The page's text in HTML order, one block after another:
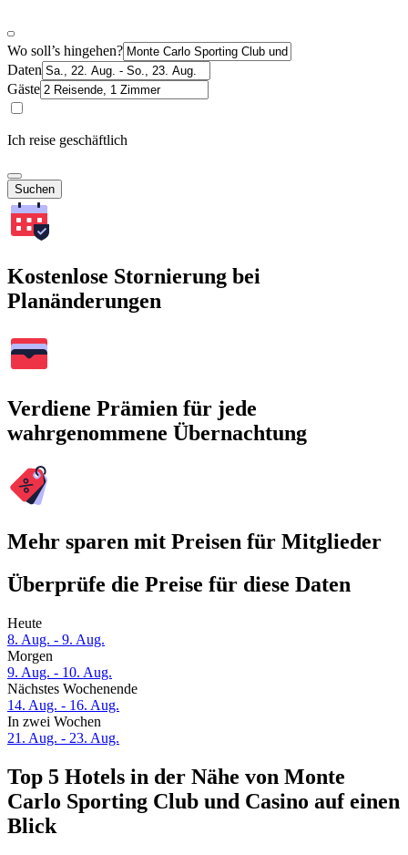
Wo soll’s hingehen?
Daten
Gäste
Ich reise geschäftlich
Suchen
Kostenlose Stornierung bei
Planänderungen
Verdiene Prämien für jede
wahrgenommene Übernachtung
Mehr sparen mit Preisen für Mitglieder
Überprüfe die Preise für diese Daten
Heute
8. Aug. - 9. Aug.
Morgen
9. Aug. - 10. Aug.
Nächstes Wochenende
14. Aug. - 16. Aug.
In zwei Wochen
21. Aug. - 23. Aug.
Top 5 Hotels in der Nähe von Monte
Carlo Sporting Club und Casino auf einen
Blick